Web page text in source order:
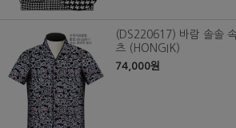
(DS220617) 바람 솔솔
츠 (HONGIK)
74,000원